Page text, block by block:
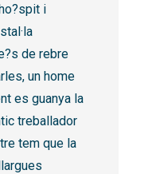
i
de rebre
un home
es guanya la
treballador
tem que la